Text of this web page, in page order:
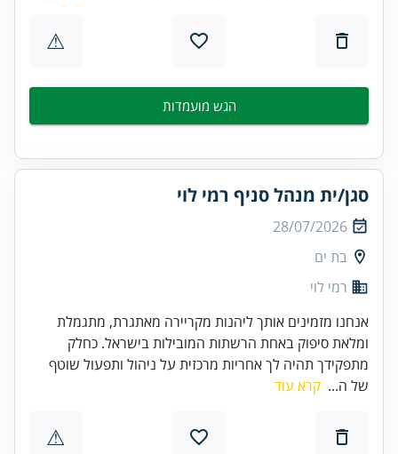
⚠
הגש מועמדות
סגן/ית מנהל סניף רמי לוי
28/07/2026
בת ים
רמי לוי
אנחנו מזמינים אותך ליהנות מקריירה מאתגרת, מתגמלת
ומלאת סיפוק באחת הרשתות המובילות בישראל. כחלק
מתפקידך תהיה לך אחריות מרכזית על ניהול ותפעול שוטף
של ה... קרא עוד
⚠